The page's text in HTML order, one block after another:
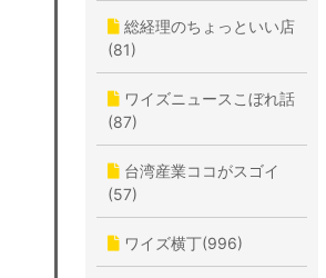
総経理のちょっといい店
(81)
ワイズニュースこぼれ話
(87)
台湾産業ココがスゴイ
(57)
ワイズ横丁(996)